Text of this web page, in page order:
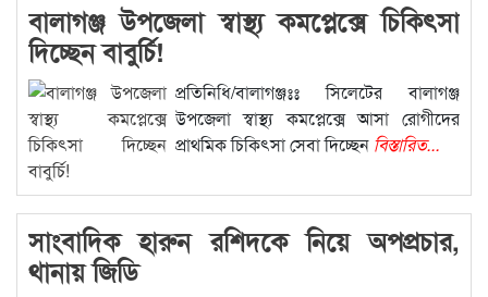
বালাগঞ্জ উপজেলা স্বাস্থ্য কমপ্লেক্সে চিকিৎসা
দিচ্ছেন বাবুর্চি!
প্রতিনিধি/বালাগঞ্জঃঃ সিলেটের বালাগঞ্জ
উপজেলা স্বাস্থ্য কমপ্লেক্সে আসা রোগীদের
প্রাথমিক চিকিৎসা সেবা দিচ্ছেন বিস্তারিত...
সাংবাদিক হারুন রশিদকে নিয়ে অপপ্রচার,
থানায় জিডি